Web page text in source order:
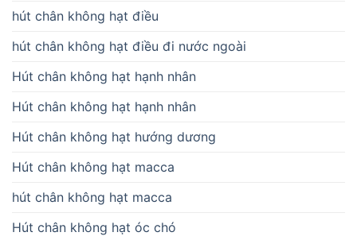
hút chân không hạt điều
hút chân không hạt điều đi nước ngoài
Hút chân không hạt hạnh nhân
Hút chân không hạt hạnh nhân
Hút chân không hạt hướng dương
Hút chân không hạt macca
hút chân không hạt macca
Hút chân không hạt óc chó